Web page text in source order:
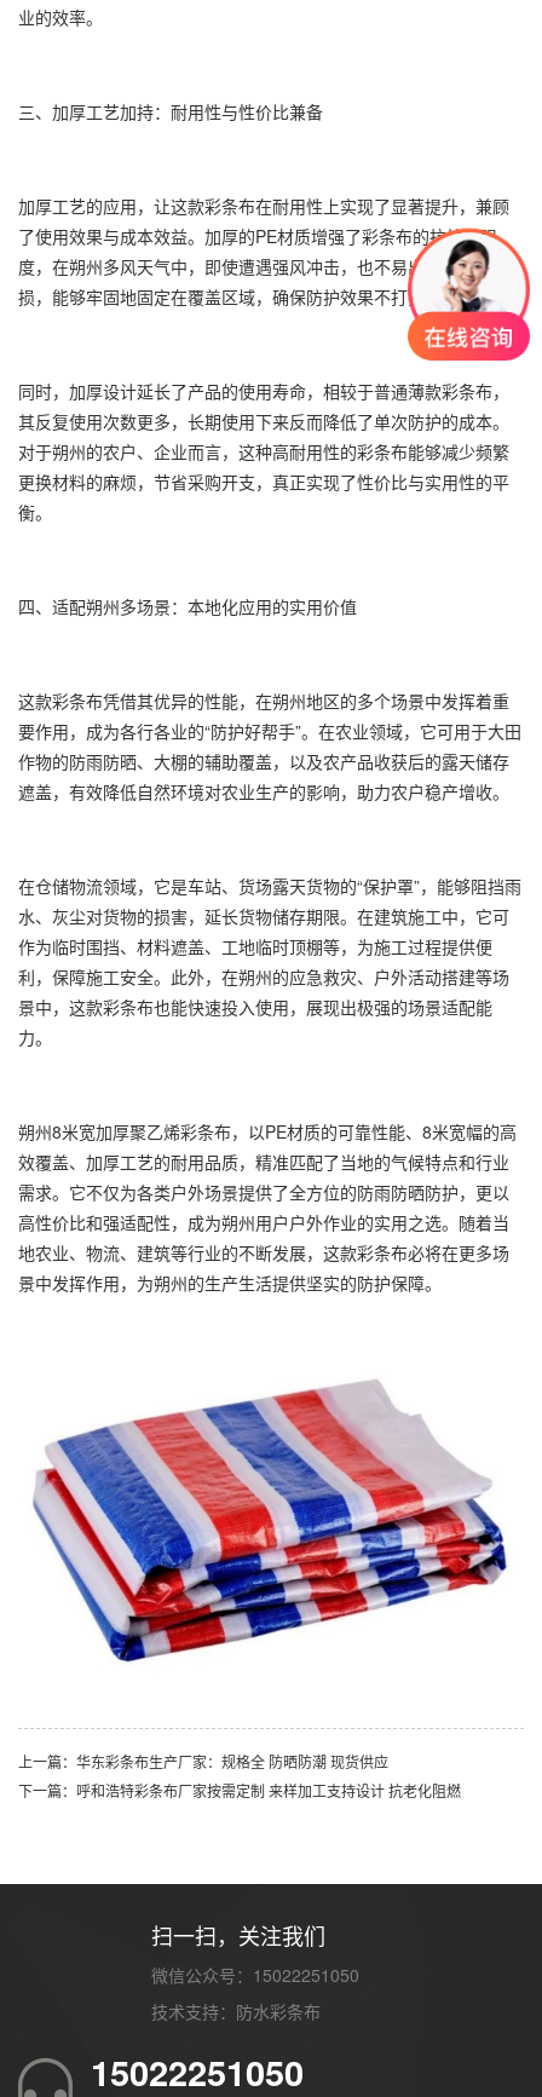
业的效率。
三、加厚工艺加持：耐用性与性价比兼备
加厚工艺的应用，让这款彩条布在耐用性上实现了显著提升，兼顾
了使用效果与成本效益。加厚的PE材质增强了彩条布的抗拉扯强
度，在朔州多风天气中，即使遭遇强风冲击，也不易出现撕裂、破
损，能够牢固地固定在覆盖区域，确保防护效果不打折扣。
同时，加厚设计延长了产品的使用寿命，相较于普通薄款彩条布，
其反复使用次数更多，长期使用下来反而降低了单次防护的成本。
对于朔州的农户、企业而言，这种高耐用性的彩条布能够减少频繁
更换材料的麻烦，节省采购开支，真正实现了性价比与实用性的平
衡。
四、适配朔州多场景：本地化应用的实用价值
这款彩条布凭借其优异的性能，在朔州地区的多个场景中发挥着重
要作用，成为各行各业的“防护好帮手”。在农业领域，它可用于大田
作物的防雨防晒、大棚的辅助覆盖，以及农产品收获后的露天储存
遮盖，有效降低自然环境对农业生产的影响，助力农户稳产增收。
在仓储物流领域，它是车站、货场露天货物的“保护罩”，能够阻挡雨
水、灰尘对货物的损害，延长货物储存期限。在建筑施工中，它可
作为临时围挡、材料遮盖、工地临时顶棚等，为施工过程提供便
利，保障施工安全。此外，在朔州的应急救灾、户外活动搭建等场
景中，这款彩条布也能快速投入使用，展现出极强的场景适配能
力。
朔州8米宽加厚聚乙烯彩条布，以PE材质的可靠性能、8米宽幅的高
效覆盖、加厚工艺的耐用品质，精准匹配了当地的气候特点和行业
需求。它不仅为各类户外场景提供了全方位的防雨防晒防护，更以
高性价比和强适配性，成为朔州用户户外作业的实用之选。随着当
地农业、物流、建筑等行业的不断发展，这款彩条布必将在更多场
景中发挥作用，为朔州的生产生活提供坚实的防护保障。
上一篇：华东彩条布生产厂家：规格全 防晒防潮 现货供应
下一篇：呼和浩特彩条布厂家按需定制 来样加工支持设计 抗老化阻燃
扫一扫，关注我们
微信公众号：15022251050
技术支持： 防水彩条布
15022251050